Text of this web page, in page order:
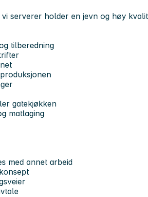
serverer holder en jevn og høy
tilberedning
gatekjøkken
matlaging
med annet arbeid